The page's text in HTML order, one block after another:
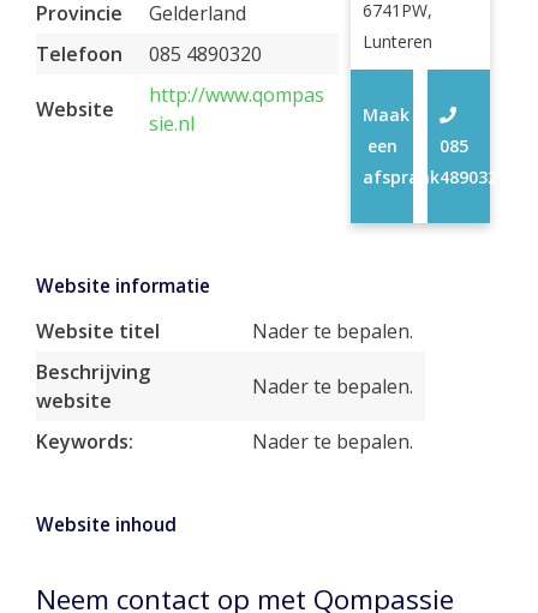
Provincie
Gelderland
Telefoon
085 4890320
Website
http://www.qompas
sie.nl
6741PW,
Lunteren
085
4890320
Maak
een
afspraak
Website informatie
Website titel
Nader te bepalen.
Beschrijving
website
Nader te bepalen.
Keywords: Nader te bepalen.
Website inhoud
Neem contact op met Qompassie